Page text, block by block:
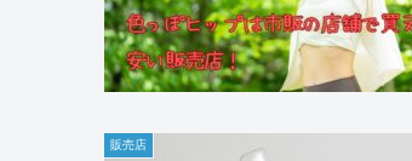
販売店